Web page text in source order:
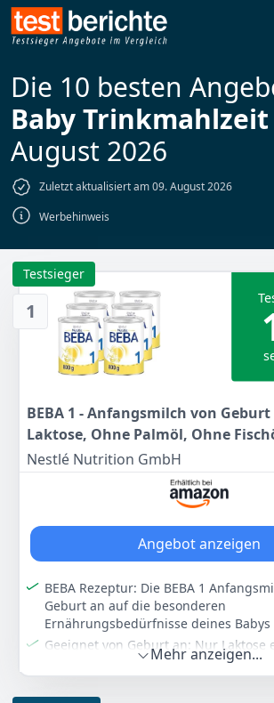
Die 10 besten
Baby Trinkmahlzeit
August 2026
Zuletzt aktualisiert am 09. August 2026
Werbehinweis
1
Testsieger
BEBA 1 - Anfangsmilch von
Laktose, Ohne Palmöl, Ohne
Babynahrung, Baby-Milchpulver,
800g)
Nestlé Nutrition GmbH
Angebot anzeigen
BEBA Rezeptur: Die BEBA 1
Geburt an auf die besonderen
Ernährungsbedürfnisse deines
Geeignet von Geburt an: Nur Laktose
Als alleinige Nahrung, wenn nicht
Mehr anzeigen...